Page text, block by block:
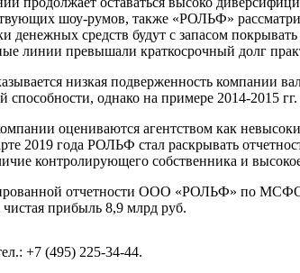
шоу-румов, также «РОЛЬФ»
денежных средств будут с запасом
линии превышали краткосрочный долг
низкая подверженность компании
однако на примере 2014-2015
оцениваются агентством как
2019 года РОЛЬФ стал раскрывать
контролирующего собственника и
отчетности ООО «РОЛЬФ» по МСФО
прибыль 8,9 млрд руб.
+7 (495) 225-34-44.